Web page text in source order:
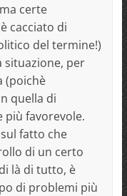
certe
cacciato di
del termine!)
situazione, per
(poichè
quella di
più favorevole.
fatto che
di un certo
là di tutto, è
di problemi più